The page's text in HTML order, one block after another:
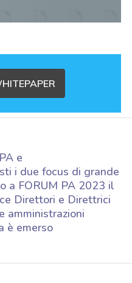
e
i due focus di grande
a FORUM PA 2023 il
Direttori e Direttrici
amministrazioni
è emerso